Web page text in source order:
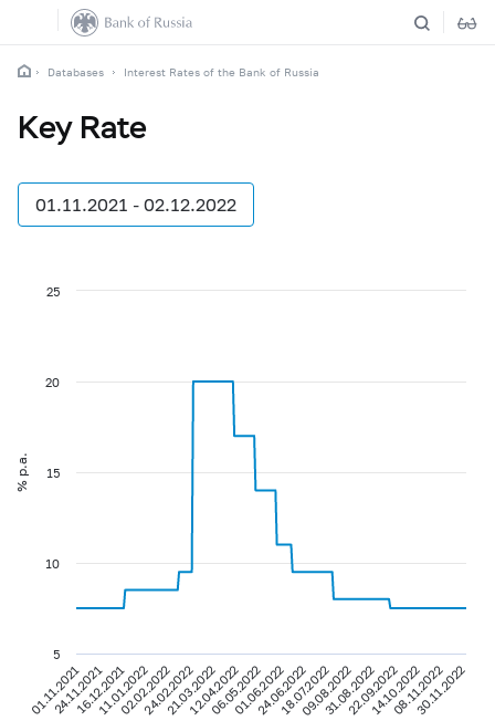
Databases Interest Rates of the Bank of Russia
Key Rate
01.11.2021 - 02.12.2022
% p.a.
01.11.2021 12.04.2022 22.09.2022
24.11.2021
16.12.2021
11.01.2022
02.02.2022
24.02.2022
21.03.202206.05.2022
01.06.2022
24.06.2022
18.07.2022
09.08.2022
31.08.202214.10.2022
08.11.2022
30.11.2022
5
10
15
20
25